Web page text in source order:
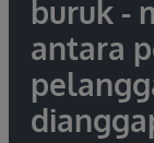
buruk -
antara